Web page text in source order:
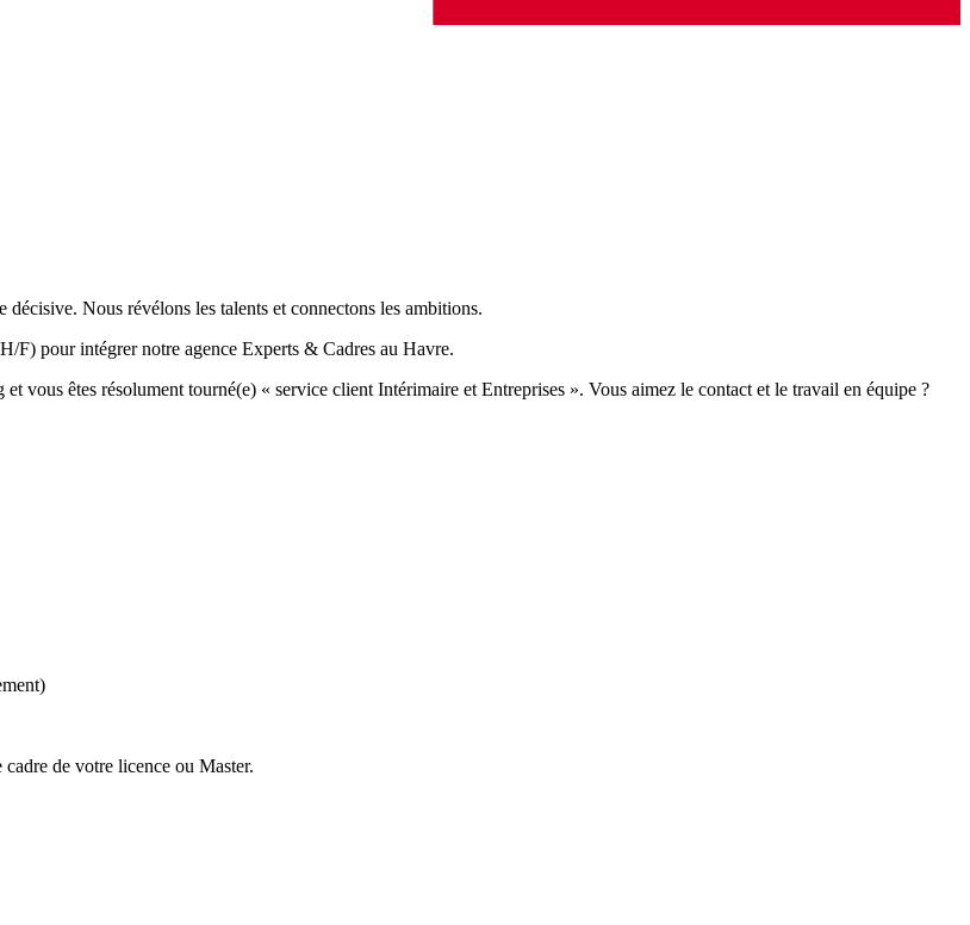
Nous révélons les talents et connectons les ambitions.
F) pour intégrer notre agence Experts & Cadres au Havre.
vous êtes résolument tourné(e) « service client Intérimaire et Entreprises ». Vous aimez le contact et le travail en équipe ?
de votre licence ou Master.